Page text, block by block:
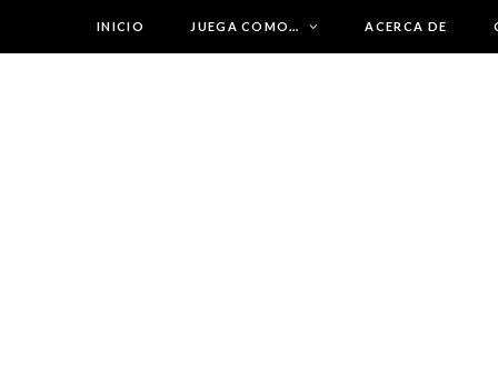
INICIO JUEGA COMO… ACERCA DE